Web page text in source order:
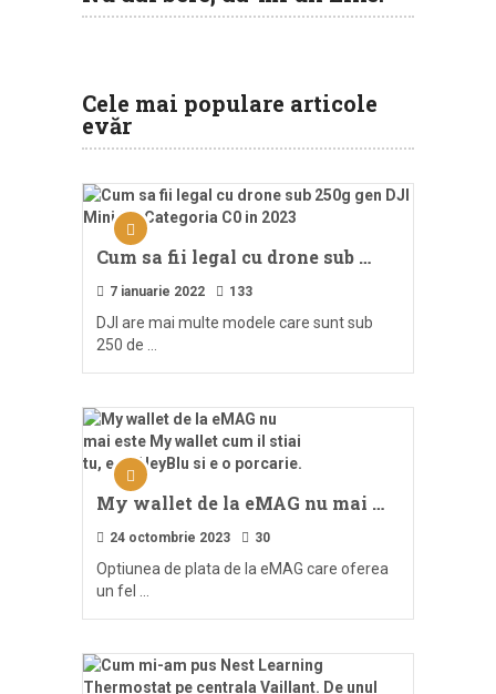
Cele mai populare articole
evăr
Cum sa fii legal cu drone sub …
7 ianuarie 2022 133
DJI are mai multe modele care sunt sub
250 de …
My wallet de la eMAG nu mai …
24 octombrie 2023 30
Optiunea de plata de la eMAG care oferea
un fel …